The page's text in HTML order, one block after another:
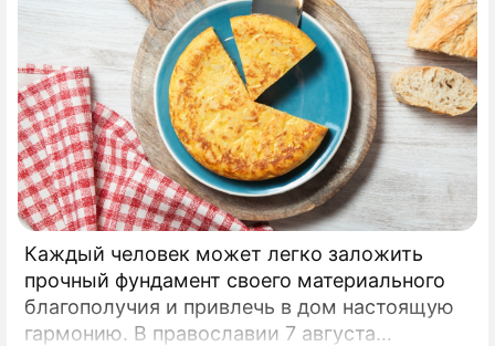
истинно верующих оскорбить нельзя
Сергей Васильевич
Маковецкий
актер театра и кино
Каждый человек может легко заложить
прочный фундамент своего материального
благополучия и привлечь в дом настоящую
гармонию. В православии 7 августа